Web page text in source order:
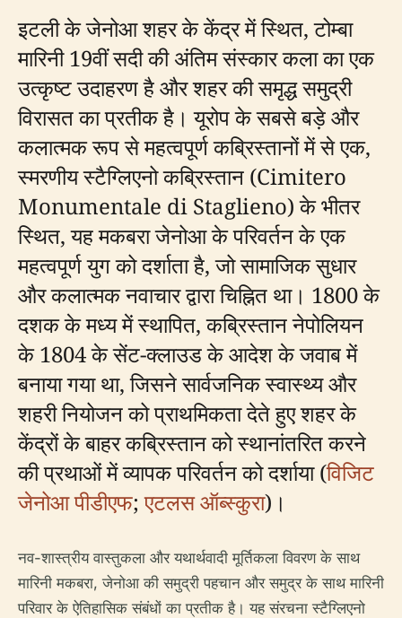
इटली के जेनोआ शहर के केंद्र में स्थित, टोम्बा
मारिनी 19वीं सदी की अंतिम संस्कार कला का एक
उत्कृष्ट उदाहरण है और शहर की समृद्ध समुद्री
विरासत का प्रतीक है। यूरोप के सबसे बड़े और
कलात्मक रूप से महत्वपूर्ण कब्रिस्तानों में से एक,
स्मरणीय स्टैग्लिएनो कब्रिस्तान (Cimitero
Monumentale di Staglieno) के भीतर
स्थित, यह मकबरा जेनोआ के परिवर्तन के एक
महत्वपूर्ण युग को दर्शाता है, जो सामाजिक सुधार
और कलात्मक नवाचार द्वारा चिह्नित था। 1800 के
दशक के मध्य में स्थापित, कब्रिस्तान नेपोलियन
के 1804 के सेंट-क्लाउड के आदेश के जवाब में
बनाया गया था, जिसने सार्वजनिक स्वास्थ्य और
शहरी नियोजन को प्राथमिकता देते हुए शहर के
केंद्रों के बाहर कब्रिस्तान को स्थानांतरित करने
की प्रथाओं में व्यापक परिवर्तन को दर्शाया (विजिट
जेनोआ पीडीएफ;एटलस ऑब्स्कुरा)।
नव-शास्त्रीय वास्तुकला और यथार्थवादी मूर्तिकला विवरण के साथ
मारिनी मकबरा, जेनोआ की समुद्री पहचान और समुद्र के साथ मारिनी
परिवार के ऐतिहासिक संबंधों का प्रतीक है। यह संरचना स्टैग्लिएनो